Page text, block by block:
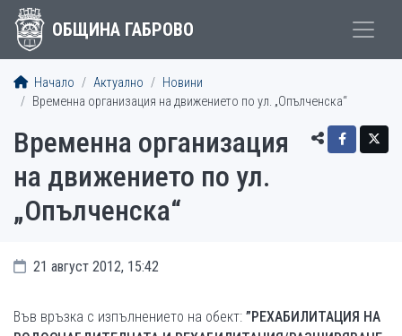
ОБЩИНА ГАБРОВО
Начало Актуално
Новини
Временна организация на движението по ул. „Опълченска“
Временна организация
на движението по ул.
„Опълченска“
21 август 2012, 15:42
Във връзка с изпълнението на обект: ”РЕХАБИЛИТАЦИЯ НА